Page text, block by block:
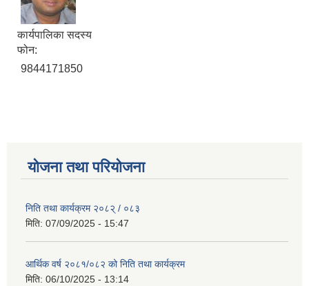
कार्यपालिका सदस्य
फोन:
9844171850
योजना तथा परियोजना
निति तथा कार्यक्रम २०८२् / ०८३
मिति: 07/09/2025 - 15:47
आर्थिक वर्ष २०८१/०८२ को निति तथा कार्यक्रम
मिति: 06/10/2025 - 13:14